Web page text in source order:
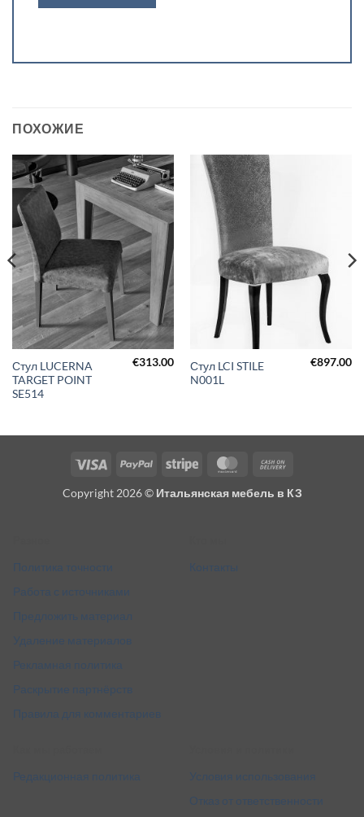
ПОХОЖИЕ
Стул LUCERNA
TARGET POINT
SE514
€313.00
Стул LCI STILE
N001L
€897.00
Visa PayPal Stripe MasterCard
Delivery
Copyright 2026 © Итальянская мебель в КЗ
Политика точности
Работа с источниками
Предложить материал
Удаление материалов
Рекламная политика
Раскрытие партнёрств
Правила для комментариев
Контакты
Редакционная политика
Условия использования
Отказ от ответственности